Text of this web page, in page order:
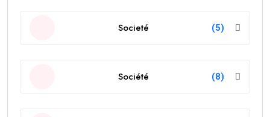
Societé (5)
Société (8)